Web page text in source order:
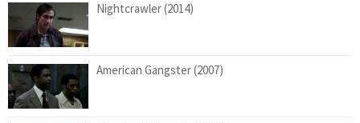
Nightcrawler (2014)
American Gangster (2007)